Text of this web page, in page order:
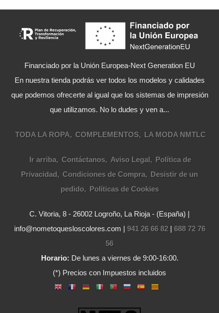
Financiado por la Unión Europea-Next Generation EU
En nuestra tienda podrás ver todos los modelos y calidades
que podemos ofrecerte al igual que los sistemas de impresión
que utilizamos. No lo dudes y ven a...
TODA LA ROPA COMPLEMENTOS LA MODA NMTLC
Ir arriba Contáctanos Aviso Legal
Política de
Privacidad
Condiciones de Compra
Desistir de un
pedido
Políticas de Cookies
C. Vitoria, 8 - 26002 Logroño, La Rioja - (España) |
info@nometoquesloscolores.com | 941 26 66 82| 688 72 76
56
Horario: De lunes a viernes de 9:00-16:00.
(*) Precios con Impuestos incluidos